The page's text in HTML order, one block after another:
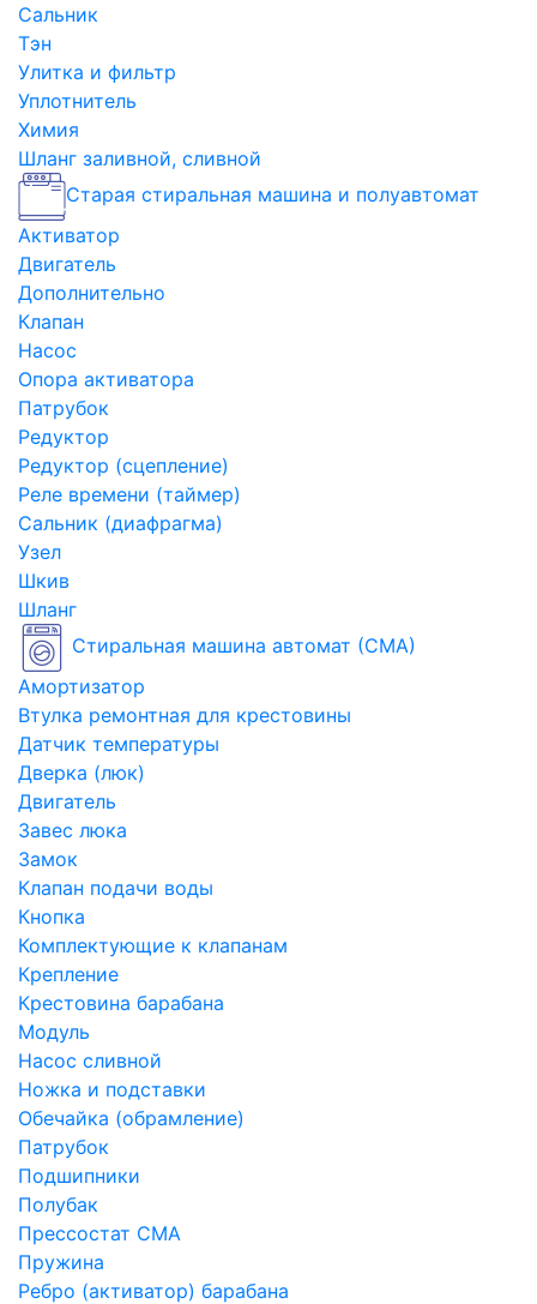
Сальник
Тэн
Улитка и фильтр
Уплотнитель
Химия
Шланг заливной, сливной
Старая стиральная машина и полуавтомат
Активатор
Двигатель
Дополнительно
Клапан
Насос
Опора активатора
Патрубок
Редуктор
Редуктор (сцепление)
Реле времени (таймер)
Сальник (диафрагма)
Узел
Шкив
Шланг
Стиральная машина автомат (СМА)
Амортизатор
Втулка ремонтная для крестовины
Датчик температуры
Дверка (люк)
Двигатель
Завес люка
Замок
Клапан подачи воды
Кнопка
Комплектующие к клапанам
Крепление
Крестовина барабана
Модуль
Насос сливной
Ножка и подставки
Обечайка (обрамление)
Патрубок
Подшипники
Полубак
Прессостат СМА
Пружина
Ребро (активатор) барабана